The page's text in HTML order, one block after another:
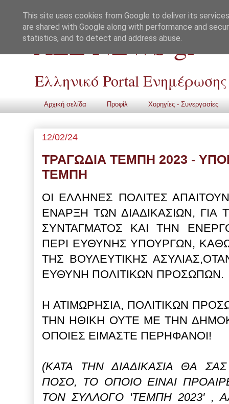
ALL NEWS gr
Ελληνικό Portal Ενημέρωσης
Αρχική σελίδα Προφίλ Χορηγίες - Συνεργασίες
12/02/24
ΤΡΑΓΩΔΙΑ ΤΕΜΠΗ 2023 -
ΤΕΜΠΗ
ΟΙ ΕΛΛΗΝΕΣ ΠΟΛΙΤΕΣ
ΕΝΑΡΞΗ ΤΩΝ ΔΙΑΔΙΚΑΣΙΩΝ,
ΣΥΝΤΑΓΜΑΤΟΣ ΚΑΙ ΤΗΝ
ΠΕΡΙ ΕΥΘΥΝΗΣ ΥΠΟΥΡΓΩΝ,
ΤΗΣ ΒΟΥΛΕΥΤΙΚΗΣ
ΕΥΘΥΝΗ ΠΟΛΙΤΙΚΩΝ ΠΡΟΣΩΠΩΝ.
Η ΑΤΙΜΩΡΗΣΙΑ, ΠΟΛΙΤΙΚΩΝ
ΤΗΝ ΗΘΙΚΗ ΟΥΤΕ ΜΕ ΤΗΝ
ΟΠΟΙΕΣ ΕΙΜΑΣΤΕ ΠΕΡΗΦΑΝΟΙ!
(ΚΑΤΑ ΤΗΝ ΔΙΑΔΙΚΑΣΙΑ ΘΑ
ΠΟΣΟ, ΤΟ ΟΠΟΙΟ ΕΙΝΑΙ
ΤΟΝ ΣΥΛΛΟΓΟ 'ΤΕΜΠΗ 2023' ,
This site uses cookies from Google to deliver its
are shared with Google along with performance and
statistics, and to detect and address abuse.